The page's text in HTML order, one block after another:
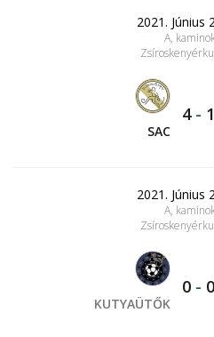
2021. Június
A,
SAC
4- 1
2021. Június
A,
KUTYAÜTŐK
0 - 0